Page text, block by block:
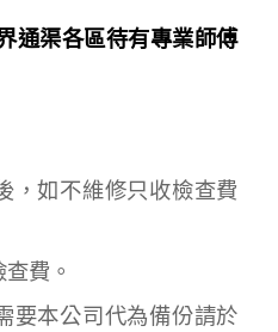
通渠各區待有專業師傅
，如不維修只收檢查費
費。
要本公司代為備份請於